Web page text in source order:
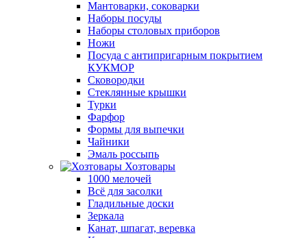
Мантоварки, соковарки
Наборы посуды
Наборы столовых приборов
Ножи
Посуда с антипригарным покрытием
КУКМОР
Сковородки
Стеклянные крышки
Турки
Фарфор
Формы для выпечки
Чайники
Эмаль россыпь
Хозтовары
1000 мелочей
Всё для засолки
Гладильные доски
Зеркала
Канат, шпагат, веревка